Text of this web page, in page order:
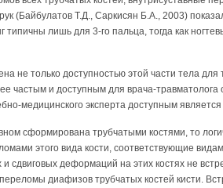
(Байбулатов Т.Д., Саркисян Б.А., 2003)
лишь для 3-го пальца, тогда как
не только доступностью этой части тела
частым и доступным для врача-травматолога
медицинского эксперта доступным
сформирована трубчатыми костями, то
этого вида кости, соответствующие
и сдвиговых деформаций на этих костях не
диафизов трубчатых костей кисти.